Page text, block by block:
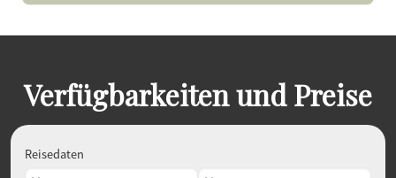
Verfügbarkeiten und Preise
Reisedaten